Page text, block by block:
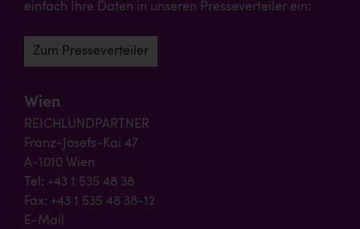
einfach Ihre Daten in unseren Presseverteiler ein:
Zum Presseverteiler
Wien
REICHLUNDPARTNER
Franz-Josefs-Kai 47
A-1010 Wien
Tel: +43 1 535 48 38
Fax: +43 1 535 48 38-12
E-Mail